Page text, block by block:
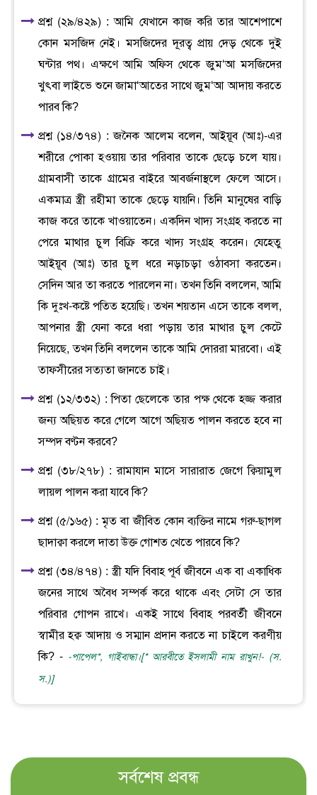
প্রশ্ন (২৯/৪২৯) : আমি যেখানে কাজ করি তার আশেপাশে
কোন মসজিদ নেই। মসজিদের দূরত্ব প্রায় দেড় থেকে দুই
ঘন্টার পথ। এক্ষণে আমি অফিস থেকে জুম‘আ মসজিদের
খুৎবা লাইভে শুনে জামা‘আতের সাথে জুম‘আ আদায় করতে
পারব কি?
প্রশ্ন (১৪/৩৭৪) : জনৈক আলেম বলেন, আইয়ূব (আঃ)-এর
শরীরে পোকা হওয়ায় তার পরিবার তাকে ছেড়ে চলে যায়।
গ্রামবাসী তাকে গ্রামের বাইরে আবর্জনাস্থলে ফেলে আসে।
একমাত্র স্ত্রী রহীমা তাকে ছেড়ে যায়নি। তিনি মানুষের বাড়ি
কাজ করে তাকে খাওয়াতেন। একদিন খাদ্য সংগ্রহ করতে না
পেরে মাথার চুল বিক্রি করে খাদ্য সংগ্রহ করেন। যেহেতু
আইয়ূব (আঃ) তার চুল ধরে নড়াচড়া ওঠাবসা করতেন।
সেদিন আর তা করতে পারলেন না। তখন তিনি বললেন, আমি
কি দুঃখ-কষ্টে পতিত হয়েছি। তখন শয়তান এসে তাকে বলল,
আপনার স্ত্রী যেনা করে ধরা পড়ায় তার মাথার চুল কেটে
নিয়েছে, তখন তিনি বললেন তাকে আমি দোররা মারবো। এই
তাফসীরের সত্যতা জানতে চাই।
প্রশ্ন (১২/৩৩২) : পিতা ছেলেকে তার পক্ষ থেকে হজ্জ করার
জন্য অছিয়ত করে গেলে আগে অছিয়ত পালন করতে হবে না
সম্পদ বণ্টন করবে?
প্রশ্ন (৩৮/২৭৮) : রামাযান মাসে সারারাত জেগে ক্বিয়ামুল
লায়ল পালন করা যাবে কি?
প্রশ্ন (৫/১৬৫) : মৃত বা জীবিত কোন ব্যক্তির নামে গরু-ছাগল
ছাদাক্বা করলে দাতা উক্ত গোশত খেতে পারবে কি?
প্রশ্ন (৩৪/৪৭৪) : স্ত্রী যদি বিবাহ পূর্ব জীবনে এক বা একাধিক
জনের সাথে অবৈধ সম্পর্ক করে থাকে এবং সেটা সে তার
পরিবার গোপন রাখে। একই সাথে বিবাহ পরবর্তী জীবনে
স্বামীর হক্ব আদায় ও সম্মান প্রদান করতে না চাইলে করণীয়
কি? - -পাপেল*, গাইবান্ধা।[* আরবীতে ইসলামী নাম রাখুন!- (স.
স.)]
সর্বশেষ প্রবন্ধ